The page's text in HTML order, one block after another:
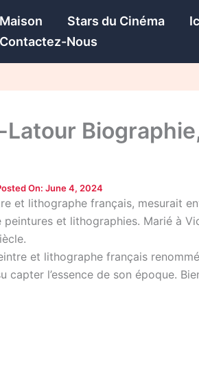
Maison Stars du Cinéma
Contactez-Nous
On: June 4, 2024
et lithographe français, mesurait
peintures et lithographies. Marié à
et lithographe français
capter l’essence de son époque.